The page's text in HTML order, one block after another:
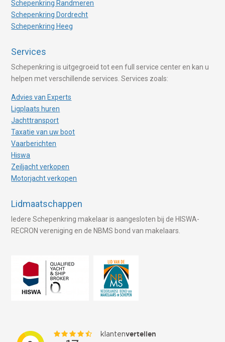
Schepenkring Randmeren
Schepenkring Dordrecht
Schepenkring Heeg
Services
Schepenkring is uitgegroeid tot een full service center en kan u
helpen met verschillende services. Services zoals:
Advies van Experts
Ligplaats huren
Jachttransport
Taxatie van uw boot
Vaarberichten
Hiswa
Zeiljacht verkopen
Motorjacht verkopen
Lidmaatschappen
Iedere Schepenkring makelaar is aangesloten bij de HISWA-
RECRON vereniging en de NBMS bond van makelaars.